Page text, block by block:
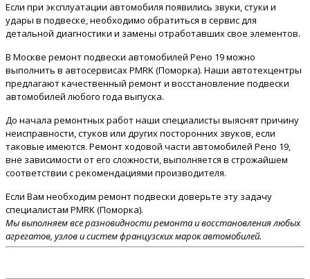
Если при эксплуатации автомобиля появились звуки, стуки и
удары в подвеске, необходимо обратиться в сервис для
детальной диагностики и замены отработавших свое элементов.
В Москве ремонт подвески автомобилей Рено 19 можно
выполнить в автосервисах PMRK (Поморка). Наши автотехцентры
предлагают качественный ремонт и восстановление подвески
автомобилей любого года выпуска.
До начала ремонтных работ наши специалисты выяснят причину
неисправности, стуков или других посторонних звуков, если
таковые имеются. Ремонт ходовой части автомобилей Рено 19,
вне зависимости от его сложности, выполняется в строжайшем
соответствии с рекомендациями производителя.
Если Вам необходим ремонт подвески доверьте эту задачу
специалистам PMRK (Поморка).
Мы выполняем все разновидности ремонта и восстановления любых
агрегатов, узлов и систем французских марок автомобилей.